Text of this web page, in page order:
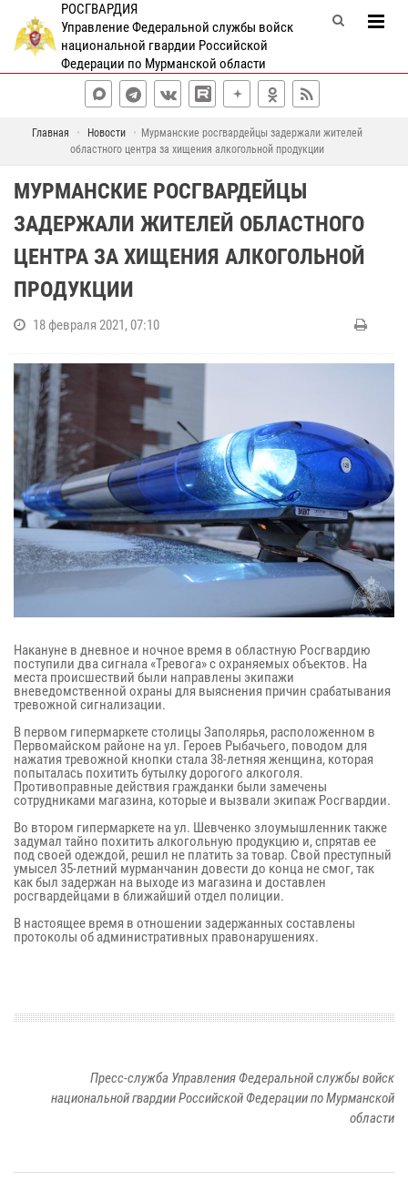
РОСГВАРДИЯ
Управление Федеральной службы войск
национальной гвардии Российской
Федерации по Мурманской области
Главная Новости
Мурманские росгвардейцы задержали жителей
областного центра за хищения алкогольной продукции
МУРМАНСКИЕ РОСГВАРДЕЙЦЫ
ЗАДЕРЖАЛИ ЖИТЕЛЕЙ ОБЛАСТНОГО
ЦЕНТРА ЗА ХИЩЕНИЯ АЛКОГОЛЬНОЙ
ПРОДУКЦИИ
18 февраля 2021, 07:10
Накануне в дневное и ночное время в областную Росгвардию
поступили два сигнала «Тревога» с охраняемых объектов. На
места происшествий были направлены экипажи
вневедомственной охраны для выяснения причин срабатывания
тревожной сигнализации.
В первом гипермаркете столицы Заполярья, расположенном в
Первомайском районе на ул. Героев Рыбачьего, поводом для
нажатия тревожной кнопки стала 38-летняя женщина, которая
попыталась похитить бутылку дорогого алкоголя.
Противоправные действия гражданки были замечены
сотрудниками магазина, которые и вызвали экипаж Росгвардии.
Во втором гипермаркете на ул. Шевченко злоумышленник также
задумал тайно похитить алкогольную продукцию и, спрятав ее
под своей одеждой, решил не платить за товар. Свой преступный
умысел 35-летний мурманчанин довести до конца не смог, так
как был задержан на выходе из магазина и доставлен
росгвардейцами в ближайший отдел полиции.
В настоящее время в отношении задержанных составлены
протоколы об административных правонарушениях.
Пресс-служба Управления Федеральной службы войск
национальной гвардии Российской Федерации по Мурманской
области